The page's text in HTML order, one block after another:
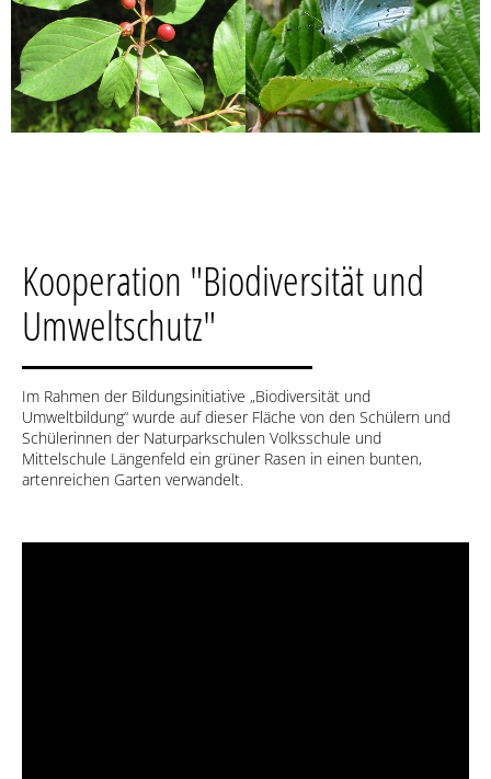
Kooperation "Biodiversität und
Umweltschutz"
Im Rahmen der Bildungsinitiative „Biodiversität und
Umweltbildung“ wurde auf dieser Fläche von den Schülern und
Schülerinnen der Naturparkschulen Volksschule und
Mittelschule Längenfeld ein grüner Rasen in einen bunten,
artenreichen Garten verwandelt.